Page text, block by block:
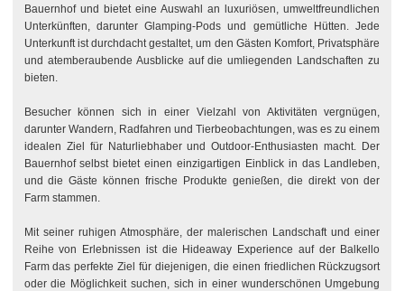
Bauernhof und bietet eine Auswahl an luxuriösen, umweltfreundlichen
Unterkünften, darunter Glamping-Pods und gemütliche Hütten. Jede
Unterkunft ist durchdacht gestaltet, um den Gästen Komfort, Privatsphäre
und atemberaubende Ausblicke auf die umliegenden Landschaften zu
bieten.
Besucher können sich in einer Vielzahl von Aktivitäten vergnügen,
darunter Wandern, Radfahren und Tierbeobachtungen, was es zu einem
idealen Ziel für Naturliebhaber und Outdoor-Enthusiasten macht. Der
Bauernhof selbst bietet einen einzigartigen Einblick in das Landleben,
und die Gäste können frische Produkte genießen, die direkt von der
Farm stammen.
Mit seiner ruhigen Atmosphäre, der malerischen Landschaft und einer
Reihe von Erlebnissen ist die Hideaway Experience auf der Balkello
Farm das perfekte Ziel für diejenigen, die einen friedlichen Rückzugsort
oder die Möglichkeit suchen, sich in einer wunderschönen Umgebung